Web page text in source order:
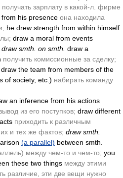
получать зарплату в какой-л. фирме
from his presence она находила
he drew strength from within himself
draw a moral from events
draw smth. on smth. draw a
получить комиссионные за сделку;
draw the team from members of the
of society, etc.) набирать команду
an inference from his actions
из его поступков; draw different
приходить к различным
и тех же фактов; draw smth.
(a parallel) between smth.
между чем-то и чем-то; you
these two things между этими
различие, эти две вещи нужно